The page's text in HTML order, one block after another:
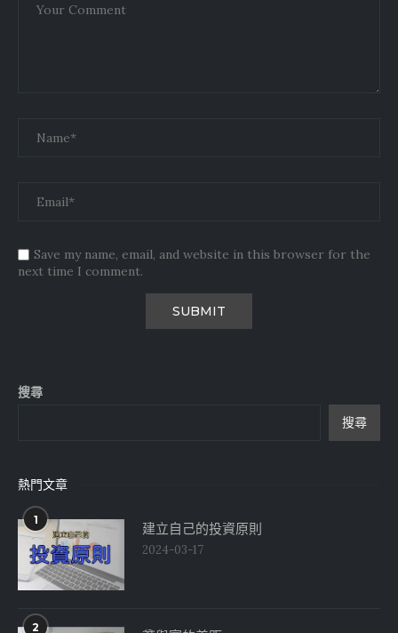
Save my name, email, and website in this browser for the
next time I comment.
搜尋
搜尋
熱門文章
1 建立自己的投資原則
2024-03-17
2